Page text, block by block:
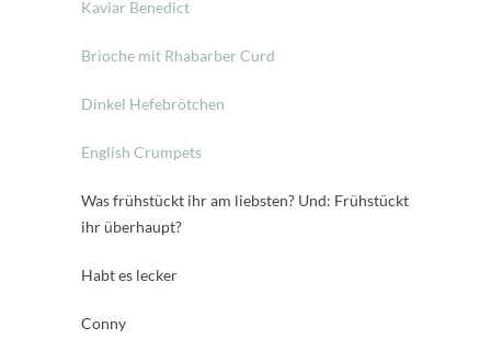
Kaviar Benedict
Brioche mit Rhabarber Curd
Dinkel Hefebrötchen
English Crumpets
Was frühstückt ihr am liebsten? Und: Frühstückt
ihr überhaupt?
Habt es lecker
Conny